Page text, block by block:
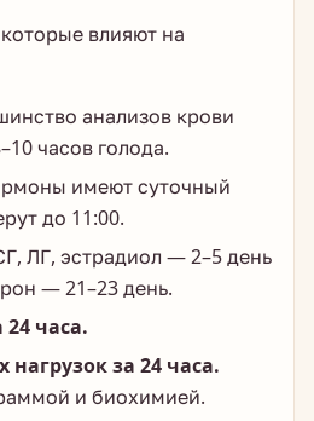
влияют на
анализов крови
часов голода.
имеют суточный
до 11:00.
ЛГ, эстрадиол — 2–5 день
— 21–23 день.
24 часа.
нагрузок за 24 часа.
и биохимией.